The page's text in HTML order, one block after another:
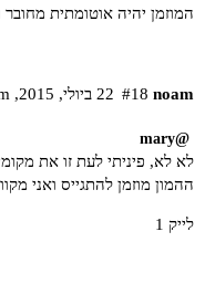
המוזמן יהיה אוטומתית מחובר
noam 22 ביולי,‏ 2015,‏ 2:35pm #18
@mary
לא לא, פיניתי לעת זו את
ההמון מוזמן להתגייס ואני
לייק 1